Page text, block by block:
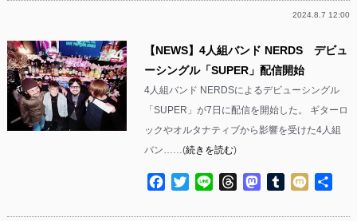
2024.8.7 12:00
【NEWS】4人組バンド NERDS デビュ
ーシングル「SUPER」配信開始
4人組バンド NERDSによるデビューシングル
「SUPER」が7日に配信を開始した。 ギターロ
ックやオルタナティブから影響を受けた4人組
バン……(続きを読む)
Facebook
TwitterLine ThreadsMastodon
Tumblr
Mixi